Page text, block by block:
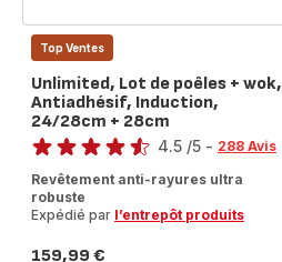
Top Ventes
Unlimited, Lot de poêles + wok,
Antiadhésif, Induction,
24/28cm + 28cm
Note
4.5 /5 - 288 Avis
Revêtement anti-rayures ultra
robuste
Expédié par l’entrepôt produits
159,99 €